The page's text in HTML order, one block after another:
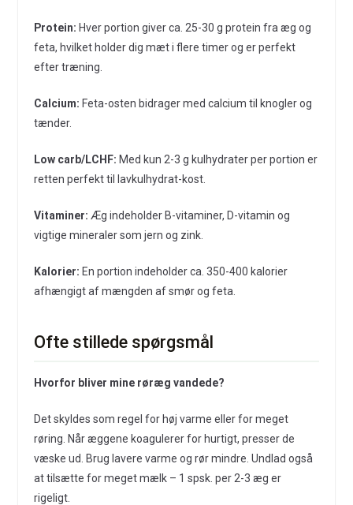
Protein: Hver portion giver ca. 25-30 g protein fra æg og
feta, hvilket holder dig mæt i flere timer og er perfekt
efter træning.
Calcium: Feta-osten bidrager med calcium til knogler og
tænder.
Low carb/LCHF: Med kun 2-3 g kulhydrater per portion er
retten perfekt til lavkulhydrat-kost.
Vitaminer: Æg indeholder B-vitaminer, D-vitamin og
vigtige mineraler som jern og zink.
Kalorier: En portion indeholder ca. 350-400 kalorier
afhængigt af mængden af smør og feta.
Ofte stillede spørgsmål
Hvorfor bliver mine røræg vandede?
Det skyldes som regel for høj varme eller for meget
røring. Når æggene koagulerer for hurtigt, presser de
væske ud. Brug lavere varme og rør mindre. Undlad også
at tilsætte for meget mælk – 1 spsk. per 2-3 æg er
rigeligt.